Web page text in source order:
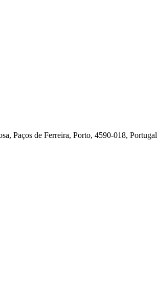
Paços de Ferreira, Porto, 4590-018, Portugal